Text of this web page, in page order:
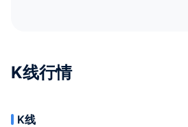
K线行情
K线